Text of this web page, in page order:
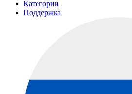
Категории
Поддержка